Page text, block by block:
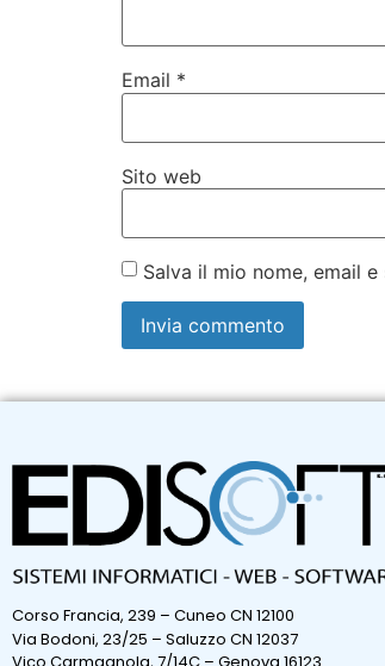
Email *
Sito web
Salva il mio nome, email
Corso Francia, 239 – Cuneo CN 12100
Via Bodoni, 23/25 – Saluzzo CN 12037